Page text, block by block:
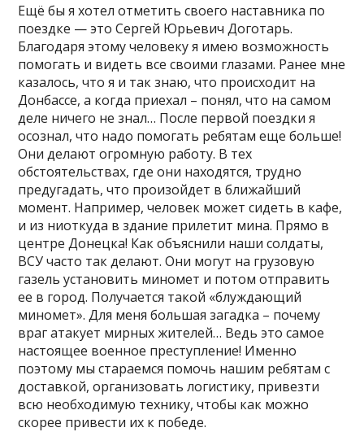
Ещё бы я хотел отметить своего наставника по
поездке — это Сергей Юрьевич Доготарь.
Благодаря этому человеку я имею возможность
помогать и видеть все своими глазами. Ранее мне
казалось, что я и так знаю, что происходит на
Донбассе, а когда приехал – понял, что на самом
деле ничего не знал… После первой поездки я
осознал, что надо помогать ребятам еще больше!
Они делают огромную работу. В тех
обстоятельствах, где они находятся, трудно
предугадать, что произойдет в ближайший
момент. Например, человек может сидеть в кафе,
и из ниоткуда в здание прилетит мина. Прямо в
центре Донецка! Как объяснили наши солдаты,
ВСУ часто так делают. Они могут на грузовую
газель установить миномет и потом отправить
ее в город. Получается такой «блуждающий
миномет». Для меня большая загадка – почему
враг атакует мирных жителей… Ведь это самое
настоящее военное преступление! Именно
поэтому мы стараемся помочь нашим ребятам с
доставкой, организовать логистику, привезти
всю необходимую технику, чтобы как можно
скорее привести их к победе.